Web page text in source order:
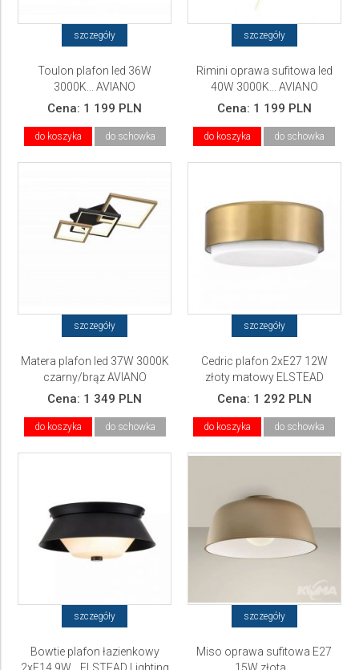
szczegóły
Toulon plafon led 36W
3000K... AVIANO
Cena: 1 199 PLN
do koszyka do schowka
szczegóły
Rimini oprawa sufitowa led
40W 3000K... AVIANO
Cena: 1 199 PLN
do koszyka do schowka
szczegóły
Matera plafon led 37W 3000K
czarny/brąz AVIANO
Cena: 1 349 PLN
do koszyka do schowka
szczegóły
Cedric plafon 2xE27 12W
złoty matowy ELSTEAD
Lighting
Cena: 1 292 PLN
do koszyka do schowka
szczegóły
Bowtie plafon łazienkowy
szczegóły
Miso oprawa sufitowa E27